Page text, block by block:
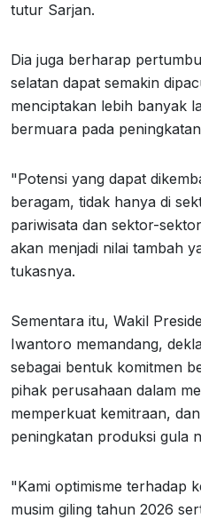
tutur Sarjan.
Dia juga berharap
selatan dapat semakin
menciptakan lebih banyak
bermuara pada
"Potensi yang dapat
beragam, tidak hanya di
pariwisata dan sektor-
akan menjadi nilai tambah
tukasnya.
Sementara itu, Wakil
Iwantoro memandang,
sebagai bentuk komitmen
pihak perusahaan dalam
memperkuat kemitraan,
peningkatan produksi gula
"Kami optimisme terhadap
musim giling tahun 2026